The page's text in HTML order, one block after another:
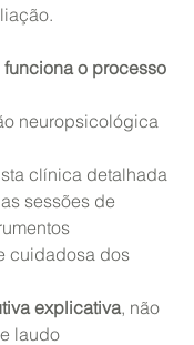
o processo
neuropsicológica
clínica detalhada
explicativa, não
laudo